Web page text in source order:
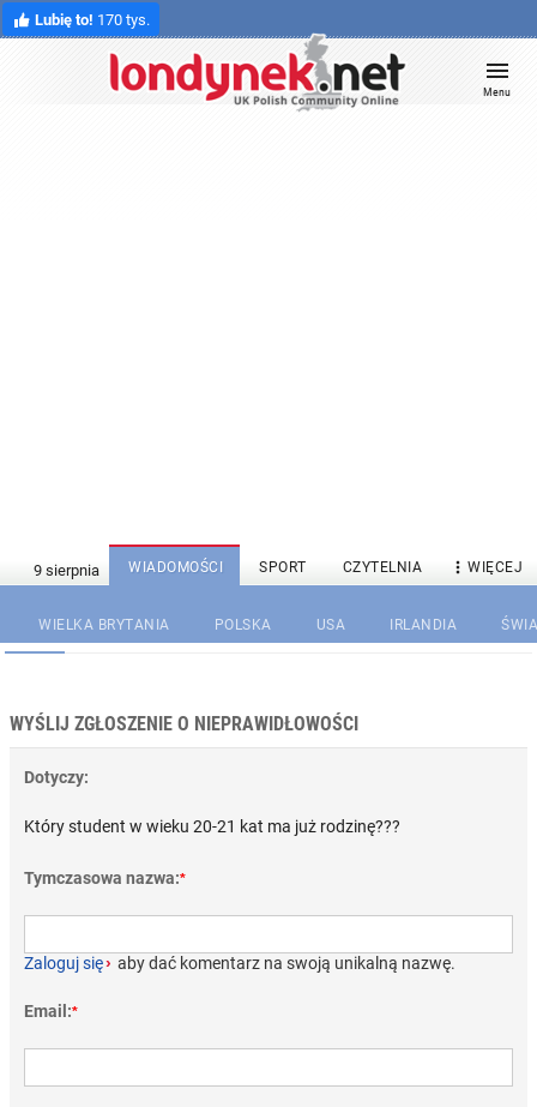
Lubię to! 170 tys.
Menu
WIADOMOŚCI SPORT CZYTELNIA  WIĘCEJ
WIELKA BRYTANIA POLSKA USA IRLANDIA
WYŚLIJ ZGŁOSZENIE O NIEPRAWIDŁOWOŚCI
Dotyczy:
Który student w wieku 20-21 kat ma już rodzinę???
Tymczasowa nazwa:*
Zaloguj się› aby dać komentarz na swoją unikalną nazwę.
Email:*